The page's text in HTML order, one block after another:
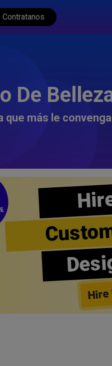
Contratanos
De
que más le
Hire